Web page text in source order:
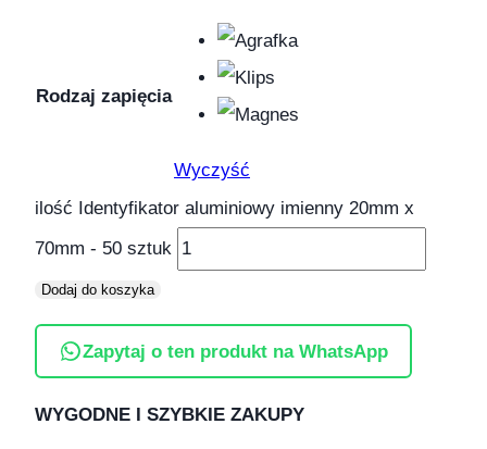
Rodzaj zapięcia
Wyczyść
ilość Identyfikator aluminiowy imienny 20mm x
70mm - 50 sztuk
Dodaj do koszyka
Zapytaj o ten produkt na WhatsApp
WYGODNE I SZYBKIE ZAKUPY